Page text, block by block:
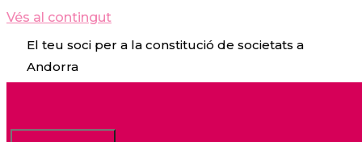
Vés al contingut
El teu soci per a la constitució de societats a
Andorra